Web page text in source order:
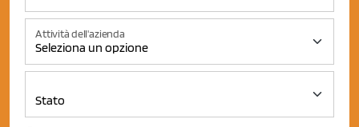
Attività dell'azienda